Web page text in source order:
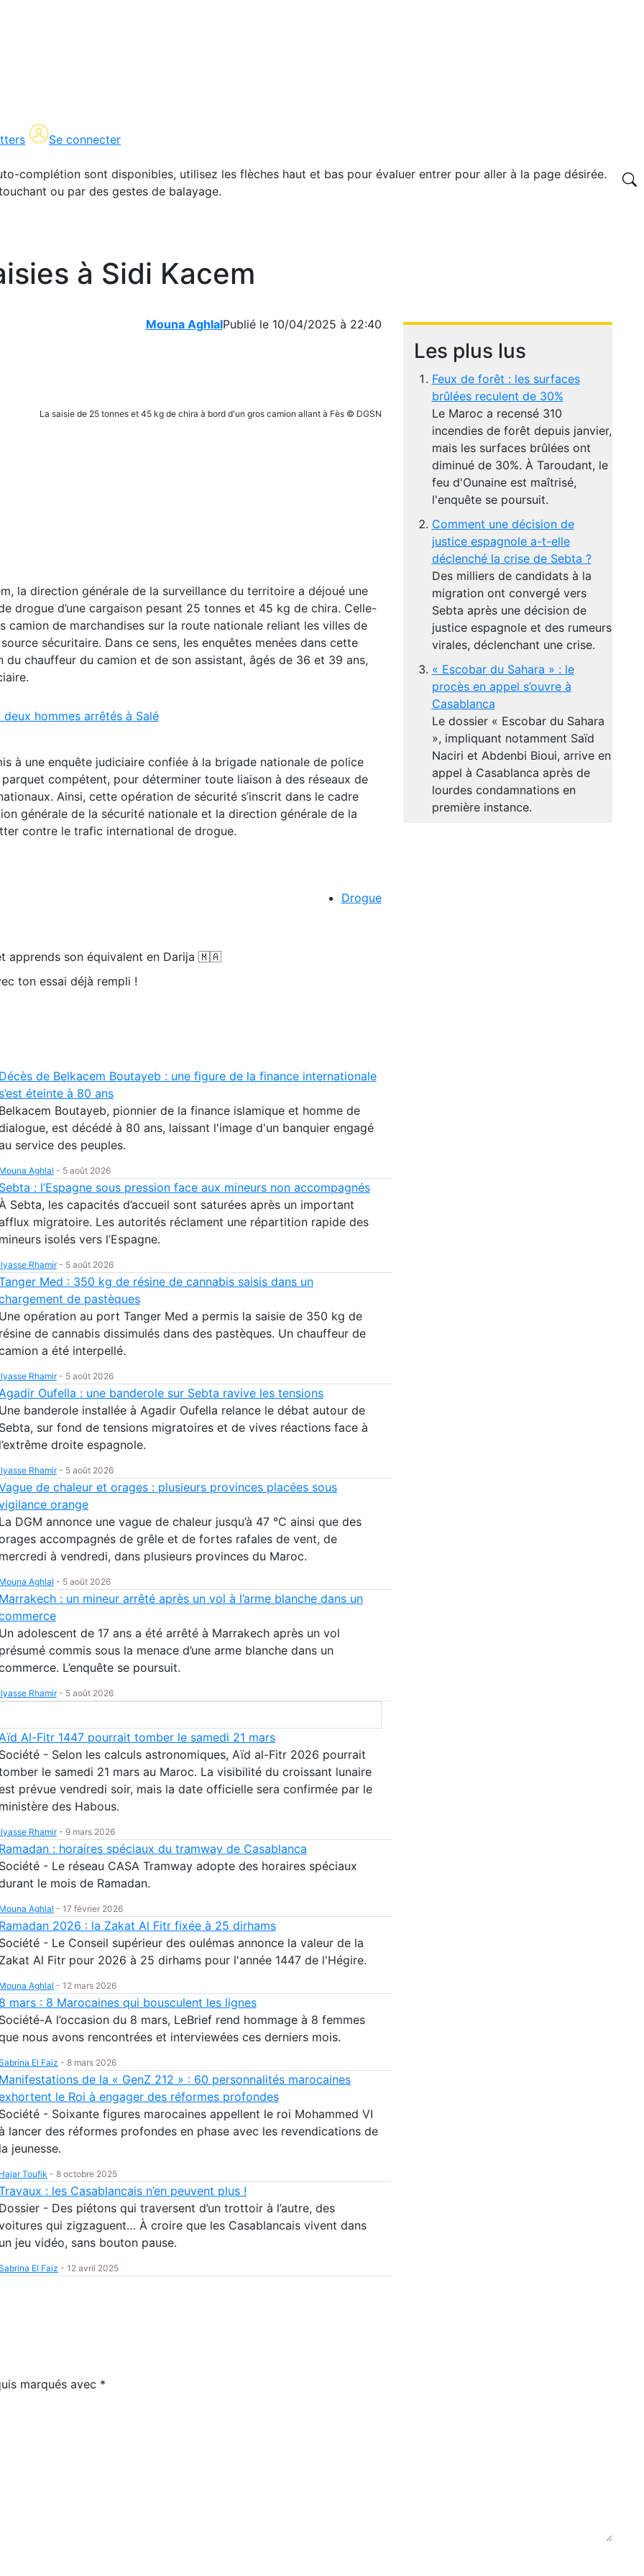
Se connecter
complétion sont disponibles, utilisez les flèches haut et bas pour évaluer entrer pour aller à la page désirée.
ou par des gestes de balayage.
à Sidi Kacem
Mouna AghlalPublié le 10/04/2025 à 22:40
La saisie de 25 tonnes et 45 kg de chira à bord d'un gros camion allant à Fès © DGSN
la direction générale de la surveillance du territoire a déjoué une
drogue d’une cargaison pesant 25 tonnes et 45 kg de chira. Celle-
camion de marchandises sur la route nationale reliant les villes de
sécuritaire. Dans ce sens, les enquêtes menées dans cette
du chauffeur du camion et de son assistant, âgés de 36 et 39 ans,
hommes arrêtés à Salé
à une enquête judiciaire confiée à la brigade nationale de police
compétent, pour déterminer toute liaison à des réseaux de
Ainsi, cette opération de sécurité s’inscrit dans le cadre
générale de la sécurité nationale et la direction générale de la
contre le trafic international de drogue.
Drogue
apprends son équivalent en Darija 🇲🇦
ton essai déjà rempli !
Les plus lus
Feux de forêt : les surfaces
brûlées reculent de 30%
Le Maroc a recensé 310
incendies de forêt depuis janvier,
mais les surfaces brûlées ont
diminué de 30%. À Taroudant, le
feu d'Ounaine est maîtrisé,
l'enquête se poursuit.
Comment une décision de
justice espagnole a-t-elle
déclenché la crise de Sebta ?
Des milliers de candidats à la
migration ont convergé vers
Sebta après une décision de
justice espagnole et des rumeurs
virales, déclenchant une crise.
« Escobar du Sahara » : le
procès en appel s’ouvre à
Casablanca
Le dossier « Escobar du Sahara
», impliquant notamment Saïd
Naciri et Abdenbi Bioui, arrive en
appel à Casablanca après de
lourdes condamnations en
première instance.
Décès de Belkacem Boutayeb : une figure de la finance internationale
s’est éteinte à 80 ans
Belkacem Boutayeb, pionnier de la finance islamique et homme de
est décédé à 80 ans, laissant l'image d'un banquier engagé
service des peuples.
Mouna Aghlal - 5 août 2026
Sebta : l’Espagne sous pression face aux mineurs non accompagnés
À Sebta, les capacités d’accueil sont saturées après un important
migratoire. Les autorités réclament une répartition rapide des
mineurs isolés vers l’Espagne.
Ilyasse Rhamir- 5 août 2026
Med : 350 kg de résine de cannabis saisis dans un
de pastèques
Une opération au port Tanger Med a permis la saisie de 350 kg de
résine de cannabis dissimulés dans des pastèques. Un chauffeur de
a été interpellé.
Ilyasse Rhamir- 5 août 2026
Agadir Oufella : une banderole sur Sebta ravive les tensions
Une banderole installée à Agadir Oufella relance le débat autour de
Sebta, sur fond de tensions migratoires et de vives réactions face à
l’extrême droite espagnole.
Ilyasse Rhamir- 5 août 2026
de chaleur et orages : plusieurs provinces placées sous
orange
La DGM annonce une vague de chaleur jusqu’à 47 °C ainsi que des
accompagnés de grêle et de fortes rafales de vent, de
mercredi à vendredi, dans plusieurs provinces du Maroc.
Mouna Aghlal - 5 août 2026
Marrakech : un mineur arrêté après un vol à l’arme blanche dans un
Un adolescent de 17 ans a été arrêté à Marrakech après un vol
présumé commis sous la menace d’une arme blanche dans un
L’enquête se poursuit.
Ilyasse Rhamir- 5 août 2026
Aïd Al-Fitr 1447 pourrait tomber le samedi 21 mars
Société - Selon les calculs astronomiques, Aïd al-Fitr 2026 pourrait
le samedi 21 mars au Maroc. La visibilité du croissant lunaire
prévue vendredi soir, mais la date officielle sera confirmée par le
ministère des Habous.
Ilyasse Rhamir- 9 mars 2026
Ramadan : horaires spéciaux du tramway de Casablanca
Société - Le réseau CASA Tramway adopte des horaires spéciaux
le mois de Ramadan.
Mouna Aghlal - 17 février 2026
Ramadan 2026 : la Zakat Al Fitr fixée à 25 dirhams
Société - Le Conseil supérieur des oulémas annonce la valeur de la
Zakat Al Fitr pour 2026 à 25 dirhams pour l'année 1447 de l'Hégire.
Mouna Aghlal - 12 mars 2026
8 mars : 8 Marocaines qui bousculent les lignes
Société-A l’occasion du 8 mars, LeBrief rend hommage à 8 femmes
nous avons rencontrées et interviewées ces derniers mois.
El Faiz - 8 mars 2026
Manifestations de la « GenZ 212 » : 60 personnalités marocaines
le Roi à engager des réformes profondes
Société - Soixante figures marocaines appellent le roi Mohammed VI
lancer des réformes profondes en phase avec les revendications de
la jeunesse.
Hajar Toufik - 8 octobre 2025
: les Casablancais n’en peuvent plus !
Dossier - Des piétons qui traversent d’un trottoir à l’autre, des
qui zigzaguent… À croire que les Casablancais vivent dans
un jeu vidéo, sans bouton pause.
El Faiz - 12 avril 2025
marqués avec *